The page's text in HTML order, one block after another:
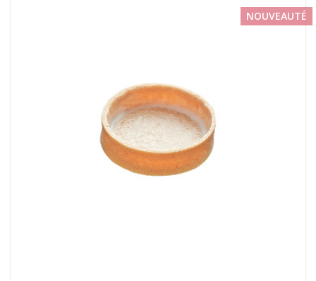
NOUVEAUTÉ